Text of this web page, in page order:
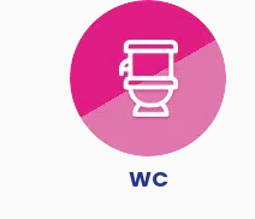
WC